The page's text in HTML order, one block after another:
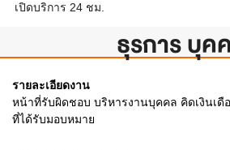
เปิดบริการ 24 ชม.
ธุรการ บุค
รายละเอียดงาน
หน้าที่รับผิดชอบ บริหารงานบุคคล คิดเงินเดื
ที่ได้รับมอบหมาย